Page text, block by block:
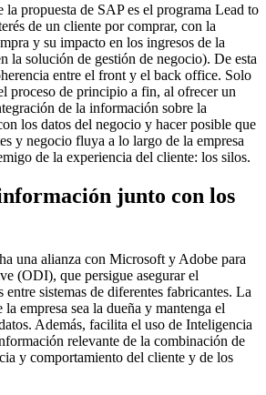
propuesta de SAP es el programa Lead to
de un cliente por comprar, con la
y su impacto en los ingresos de la
la solución de gestión de negocio). De esta
entre el front y el back office. Solo
proceso de principio a fin, al ofrecer un
de la información sobre la
los datos del negocio y hacer posible que
y negocio fluya a lo largo de la empresa
de la experiencia del cliente: los silos.
junto con los
una alianza con Microsoft y Adobe para
(ODI), que persigue asegurar el
sistemas de diferentes fabricantes. La
empresa sea la dueña y mantenga el
Además, facilita el uso de Inteligencia
relevante de la combinación de
y comportamiento del cliente y de los